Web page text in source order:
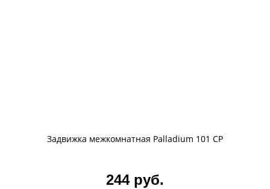
Задвижка межкомнатная Palladium 101 CP
244 руб.